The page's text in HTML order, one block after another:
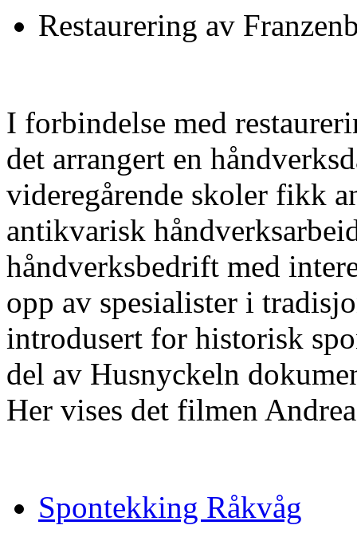
Restaurering av
I forbindelse med
det arrangert en
videregårende skoler fikk
antikvarisk
håndverksbedrift med
opp av spesialister i
introdusert for historisk
del av Husnyckeln
Her vises det filmen
Spontekking Råkvåg